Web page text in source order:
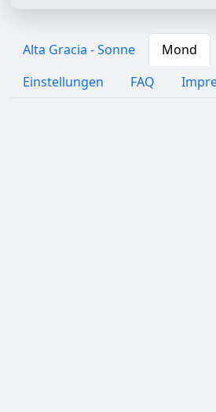
Alta Gracia - Sonne Mond
Einstellungen
FAQ